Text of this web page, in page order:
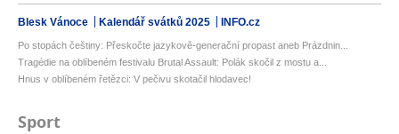
Blesk Vánoce Kalendář svátků 2025 INFO.cz
Po stopách češtiny: Přeskočte jazykově-generační propast aneb Prázdnin...
Tragédie na oblíbeném festivalu Brutal Assault: Polák skočil z mostu a...
Hnus v oblíbeném řetězci: V pečivu skotačil hlodavec!
Sport